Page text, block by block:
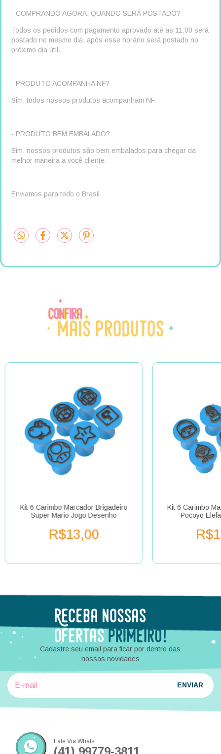
- COMPRANDO AGORA, QUANDO SERÁ POSTADO?
Todos os pedidos com pagamento aprovado até as 11:00 será
postado no mesmo dia, após esse horário será postado no
próximo dia útil.
- PRODUTO ACOMPANHA NF?
Sim, todos nossos produtos acompanham NF.
- PRODUTO BEM EMBALADO?
Sim, nossos produtos são bem embalados para chegar da
melhor maneira a você cliente.
Enviamos para todo o Brasil.
Kit 6 Carimbo Marcador Brigadeiro
Super Mario Jogo Desenho
R$13,00
Kit 6 Carimbo
Pocoyo
Cadastre seu email para ficar por dentro das
nossas novidades
Fale Via Whats
(41) 99779-3811